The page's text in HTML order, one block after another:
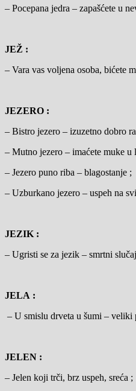
– Pocepana jedra – zapašćete u
JEŽ :
– Vara vas voljena osoba, bićete
JEZERO :
– Bistro jezero – izuzetno dobro
– Mutno jezero – imaćete muke
– Jezero puno riba – blagostanje ;
– Uzburkano jezero – uspeh na
JEZIK :
– Ugristi se za jezik – smrtni
JELA :
– U smislu drveta u šumi – veliki
JELEN :
– Jelen koji trči, brz uspeh, sreća ;